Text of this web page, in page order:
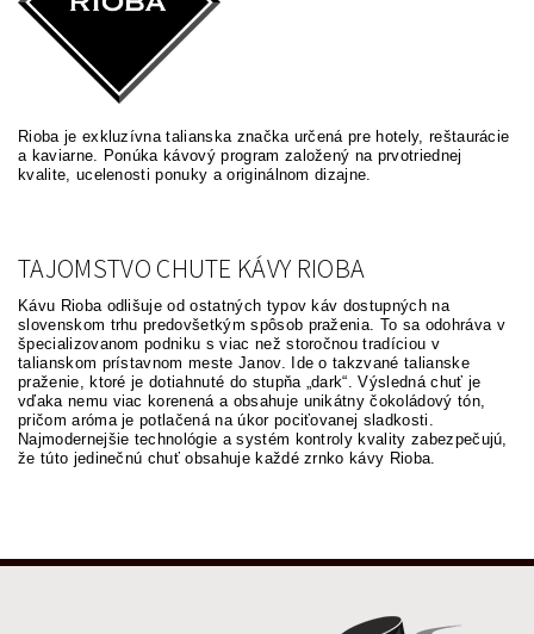
Rioba je exkluzívna talianska značka určená pre hotely, reštaurácie
a kaviarne. Ponúka kávový program založený na prvotriednej
kvalite, ucelenosti ponuky a originálnom dizajne.
TAJOMSTVO CHUTE KÁVY RIOBA
Kávu Rioba odlišuje od ostatných typov káv dostupných na
slovenskom trhu predovšetkým spôsob praženia. To sa odohráva v
špecializovanom podniku s viac než storočnou tradíciou v
talianskom prístavnom meste Janov. Ide o takzvané talianske
praženie, ktoré je dotiahnuté do stupňa „dark“. Výsledná chuť je
vďaka nemu viac korenená a obsahuje unikátny čokoládový tón,
pričom aróma je potlačená na úkor pociťovanej sladkosti.
Najmodernejšie technológie a systém kontroly kvality zabezpečujú,
že túto jedinečnú chuť obsahuje každé zrnko kávy Rioba.